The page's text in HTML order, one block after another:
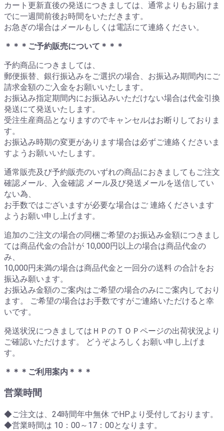
カート更新直後の発送につきましては、通常よりもお届けま
でに一週間前後お時間をいただきます。
お急ぎの場合はメールもしくは電話にて連絡ください。
＊＊＊ご予約販売について＊＊＊
予約商品につきましては、
郵便振替、銀行振込みをご選択の場合、お振込み期間内にご
請求金額のご入金をお願いいたします。
お振込み指定期間内にお振込みいただけない場合は代金引換
発送にて発送いたします。
受注生産商品となりますのでキャンセルはお断りしておりま
す。
お振込み時期の変更があります場合は必ずご連絡くださいま
すようお願いいたします。
通常販売及び予約販売のいずれの商品におきましてもご注文
確認メール、入金確認 メール及び発送メールを送信してい
ない為、
お手数ではございますが必要な場合はご 連絡くださいます
ようお願い申し上げます。
追加のご注文の場合の同梱ご希望のお振込み金額につきまし
ては商品代金の合計が 10,000円以上の場合は商品代金の
み、
10,000円未満の場合は商品代金と一回分の送料 の合計をお
振込み願います。
お振込み金額のご案内はご希望の場合のみにご案内しており
ます。 ご希望の場合はお手数ですがご連絡いただけると幸
いです。
発送状況につきましてはＨＰのＴＯＰページの出荷状況より
ご確認いただけます。 どうぞよろしくお願い申し上げま
す。
＊＊＊ご利用案内＊＊＊
営業時間
◆ご注文は、24時間年中無休 でHPより受付しております。
◆営業時間は 10：00～17：00となります。